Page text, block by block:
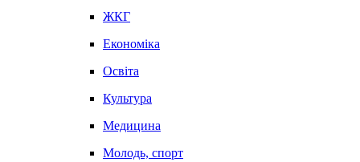
ЖКГ
Економіка
Освіта
Культура
Медицина
Молодь, спорт